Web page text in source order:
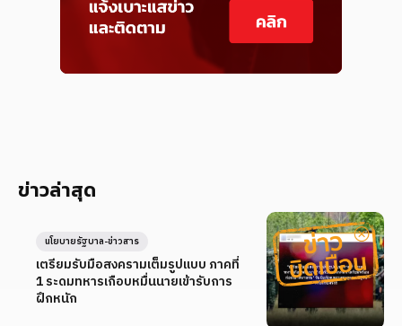
ข่าวล่าสุด
เตรียมรับมือสงครามเต็มรูปแบบ ภาคที่
1 ระดมทหารเกือบหมื่นนายเข้ารับการ
ฝึกหนัก
นโยบายรัฐบาล-ข่าวสาร